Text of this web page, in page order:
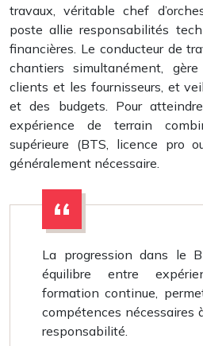
travaux, véritable chef
poste allie responsabilités
financières. Le conducteur de
chantiers simultanément,
clients et les fournisseurs, et
et des budgets. Pour
expérience de terrain
supérieure (BTS, licence pro
généralement nécessaire.
La progression dans le
équilibre entre
formation continue,
compétences nécessaires
responsabilité.